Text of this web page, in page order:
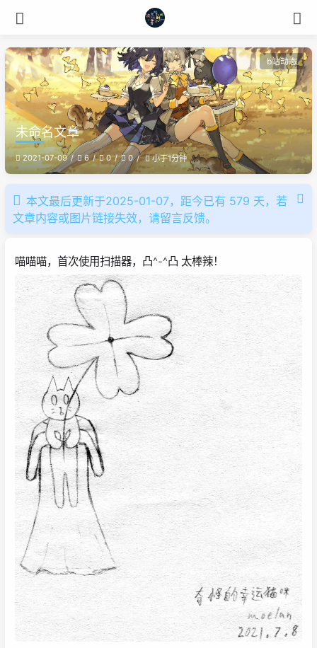
b站动态
未命名文章
2021-07-09 6 0 0 小于1分钟
本文最后更新于2025-01-07，距今已有 579 天，若
文章内容或图片链接失效，请留言反馈。
喵喵喵，首次使用扫描器，凸^-^凸 太棒辣！